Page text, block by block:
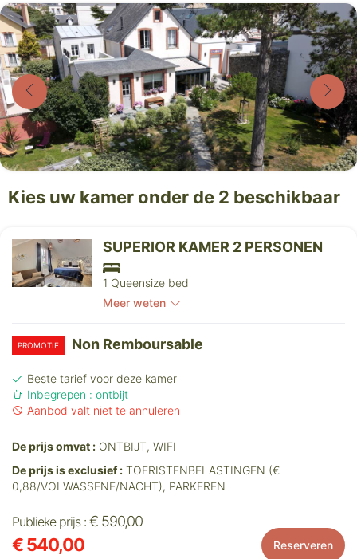
Kies uw kamer onder de 2 beschikbaar
SUPERIOR KAMER 2 PERSONEN
1 Queensize bed
Meer weten
PROMOTIE Non Remboursable
Beste tarief voor deze kamer
Inbegrepen : ontbijt
Aanbod valt niet te annuleren
De prijs omvat : ONTBIJT, WIFI
De prijs is exclusief : TOERISTENBELASTINGEN (€
0,88/VOLWASSENE/NACHT), PARKEREN
Publieke prijs : € 590,00
€ 540,00 Reserveren